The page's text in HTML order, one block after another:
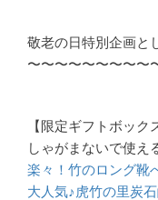
敬老の日特別企画と
〜〜〜〜〜〜〜〜〜
【限定ギフトボック
しゃがまないで使え
楽々！竹のロング靴
大人気♪虎竹の里炭石